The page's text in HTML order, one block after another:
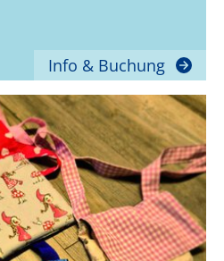
Info & Buchung